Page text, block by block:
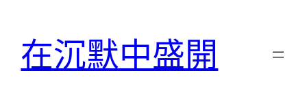
在沉默中盛開